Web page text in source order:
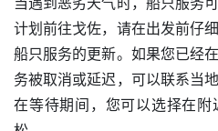
计划前往戈佐，请在出发前仔
船只服务的更新。如果您已经
务被取消或延迟，可以联系当
在等待期间，您可以选择在